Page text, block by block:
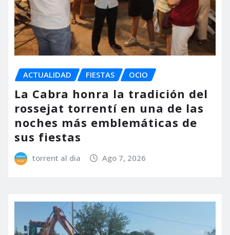
ACTUALIDAD FIESTAS OCIO
La Cabra honra la tradición del
rossejat torrentí en una de las
noches más emblemáticas de
sus fiestas
torrent al dia Ago 7, 2026